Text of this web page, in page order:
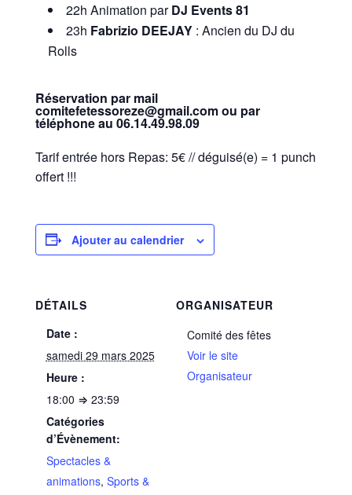
22h Animation parDJ Events 81
23h Fabrizio DEEJAY: Ancien du DJ du
Rolls
Réservation par mail
comitefetessoreze@gmail.com ou par
téléphone au 06.14.49.98.09
Tarif entrée hors Repas: 5€ // déguisé(e) = 1 punch
offert !!!
Ajouter au calendrier
DÉTAILS
Date :
samedi 29 mars 2025
Heure :
18:00 ⇒ 23:59
Catégories
d’Évènement:
Spectacles &
animations, Sports &
ORGANISATEUR
Comité des fêtes
Voir le site
Organisateur